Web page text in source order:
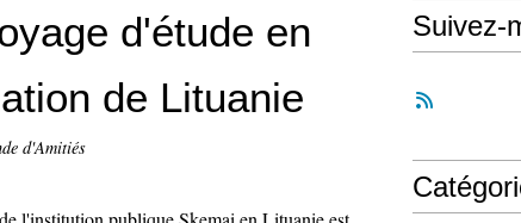
d'étude en
de Lituanie
d'Amitiés
Suivez-